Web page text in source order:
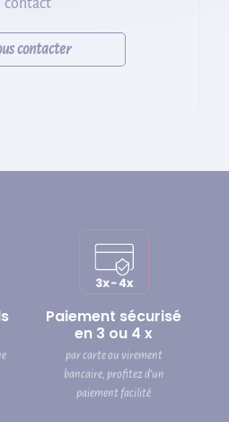
contact
contacter
Paiement sécurisé
en 3 ou 4 x
par carte ou virement
bancaire, profitez d’un
paiement facilité